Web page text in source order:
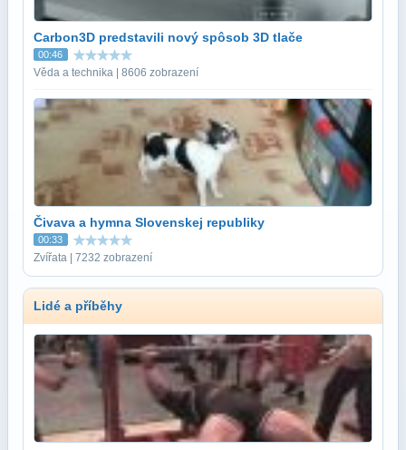
Carbon3D predstavili nový spôsob 3D tlače
00:46
Věda a technika | 8606 zobrazení
Čivava a hymna Slovenskej republiky
00:33
Zvířata | 7232 zobrazení
Lidé a příběhy